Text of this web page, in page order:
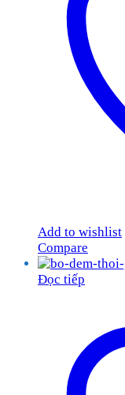
Add to wishlist
Compare
Đọc tiếp